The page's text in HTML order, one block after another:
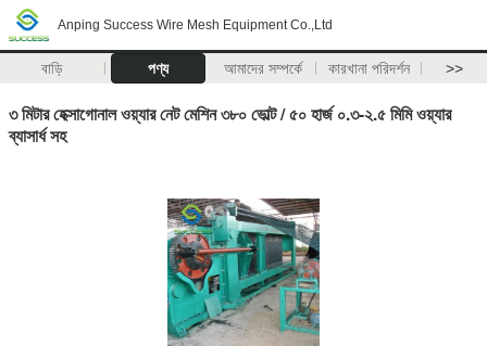
Anping Success Wire Mesh Equipment Co.,Ltd
বাড়ি পণ্য আমাদের সম্পর্কে কারখানা পরিদর্শন >>
৩ মিটার হেক্সাগোনাল ওয়্যার নেট মেশিন ৩৮০ ভোল্ট / ৫০ হার্জ ০.৩-২.৫ মিমি ওয়্যার
ব্যাসার্ধ সহ